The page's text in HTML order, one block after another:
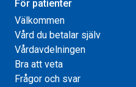
För patienter
Välkommen
Vård du betalar själv
Vårdavdelningen
Bra att veta
Frågor och svar